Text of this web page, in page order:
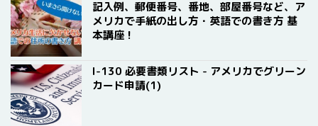
記入例、郵便番号、番地、部屋番号など、ア
メリカで手紙の出し方・英語での書き方 基
本講座！
I-130 必要書類リスト - アメリカでグリーン
カード申請(1)